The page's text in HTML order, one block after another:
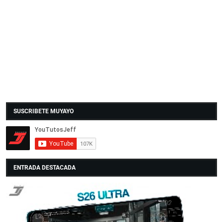
SUSCRIBETE MUYAYO
ENTRADA DESTACADA